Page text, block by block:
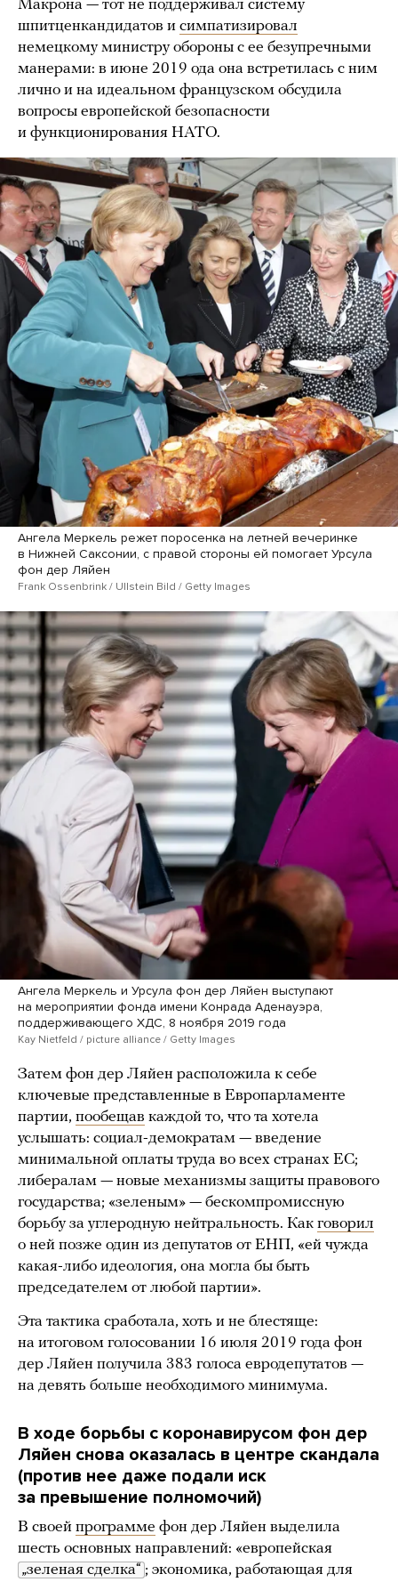
Макрона — тот не поддерживал систему
шпитценкандидатов и симпатизировал
немецкому министру обороны с ее безупречными
манерами: в июне 2019 ода она встретилась с ним
лично и на идеальном французском обсудила
вопросы европейской безопасности
и функционирования НАТО.
Ангела Меркель режет поросенка на летней вечеринке
в Нижней Саксонии, с правой стороны ей помогает Урсула
фон дер Ляйен
Frank Ossenbrink / Ullstein Bild / Getty Images
Ангела Меркель и Урсула фон дер Ляйен выступают
на мероприятии фонда имени Конрада Аденауэра,
поддерживающего ХДС, 8 ноября 2019 года
Kay Nietfeld / picture alliance / Getty Images
Затем фон дер Ляйен расположила к себе
ключевые представленные в Европарламенте
партии, пообещав каждой то, что та хотела
услышать: социал-демократам — введение
минимальной оплаты труда во всех странах ЕС;
либералам — новые механизмы защиты правового
государства; «зеленым» — бескомпромиссную
борьбу за углеродную нейтральность. Как говорил
о ней позже один из депутатов от ЕНП, «ей чужда
какая-либо идеология, она могла бы быть
председателем от любой партии».
Эта тактика сработала, хоть и не блестяще:
на итоговом голосовании 16 июля 2019 года фон
дер Ляйен получила 383 голоса евродепутатов —
на девять больше необходимого минимума.
В ходе борьбы с коронавирусом фон дер
Ляйен снова оказалась в центре скандала
(против нее даже подали иск
за превышение полномочий)
В своей программе фон дер Ляйен выделила
шесть основных направлений: «европейская
„зеленая сделка“ ; экономика, работающая для